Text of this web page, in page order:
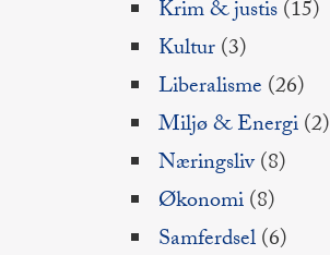
Krim & justis(15)
Kultur(3)
Liberalisme (26)
Miljø & Energi(2)
Næringsliv(8)
Økonomi(8)
Samferdsel(6)